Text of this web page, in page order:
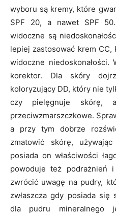
wyboru są kremy, które
SPF 20, a nawet SPF
widoczne są
lepiej zastosować krem
widoczne niedoskonałości.
korektor. Dla skóry
koloryzujący DD, który nie
czy pielęgnuje skórę,
przeciwzmarszczkowe.
a przy tym dobrze
zmatowić skórę,
posiada on właściwości
powoduje też podrażnień
zwrócić uwagę na pudry,
zwłaszcza gdy posiada
dla pudru mineralnego